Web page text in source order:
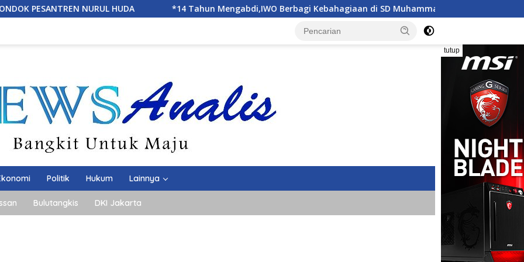
Tahun Mengabdi,IWO Berbagi Kebahagiaan di SD Muhammadiyah Bukit Duri SMA YP UNILA RAIH ANUGERAH
tutup
Politik Hukum Lainnya
Bulutangkis DKI Jakarta